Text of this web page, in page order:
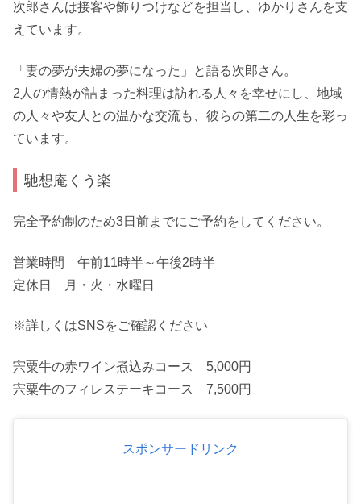
次郎さんは接客や飾りつけなどを担当し、ゆかりさんを支
えています。
「妻の夢が夫婦の夢になった」と語る次郎さん。
2人の情熱が詰まった料理は訪れる人々を幸せにし、地域
の人々や友人との温かな交流も、彼らの第二の人生を彩っ
ています。
馳想庵くう楽
完全予約制のため3日前までにご予約をしてください。
営業時間 午前11時半～午後2時半
定休日 月・火・水曜日
※詳しくはSNSをご確認ください
宍粟牛の赤ワイン煮込みコース 5,000円
宍粟牛のフィレステーキコース 7,500円
スポンサードリンク